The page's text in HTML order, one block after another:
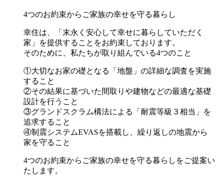
4つのお約束からご家族の幸せを守る暮らし
幸住は、「末永く安心して幸せに暮らしていただく
家」を提供することをお約束しております。
そのために、私たちが取り組んでいる4つのこと
①大切なお家の礎となる「地盤」の詳細な調査を実施
すること
②その結果に基づいた間取りや建物などの最適な基礎
設計を行うこと
③グランドスクラム構法による「耐震等級３相当」を
追求すること
④制震システムEVASを搭載し、繰り返しの地震から
家を守ること
4つのお約束からご家族の幸せを守る暮らしをご提案い
たします。